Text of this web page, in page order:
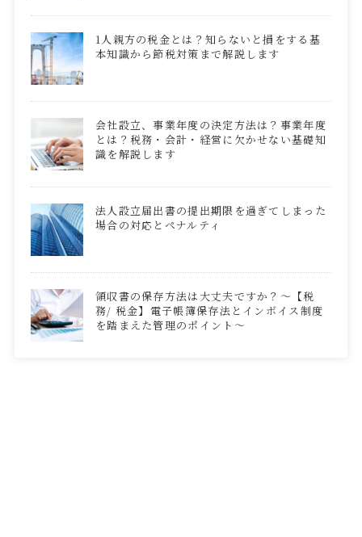
1人親方の税金とは？知らないと損をする基
本知識から節税対策まで解説します
会社設立、事業年度の決定方法は？事業年度
とは？税務・会計・経営に欠かせない基礎知
識を解説します
法人設立届出書の提出期限を過ぎてしまった
場合の対応とペナルティ
領収書の保存方法は大丈夫ですか？～【税
務/ 税金】電子帳簿保存法とインボイス制度
を踏まえた管理のポイント～